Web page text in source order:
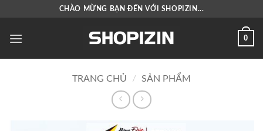
nội
CHÀO MỪNG BẠN ĐẾN VỚI SHOPIZIN...
0
TRANG CHỦ / SẢN PHẨM